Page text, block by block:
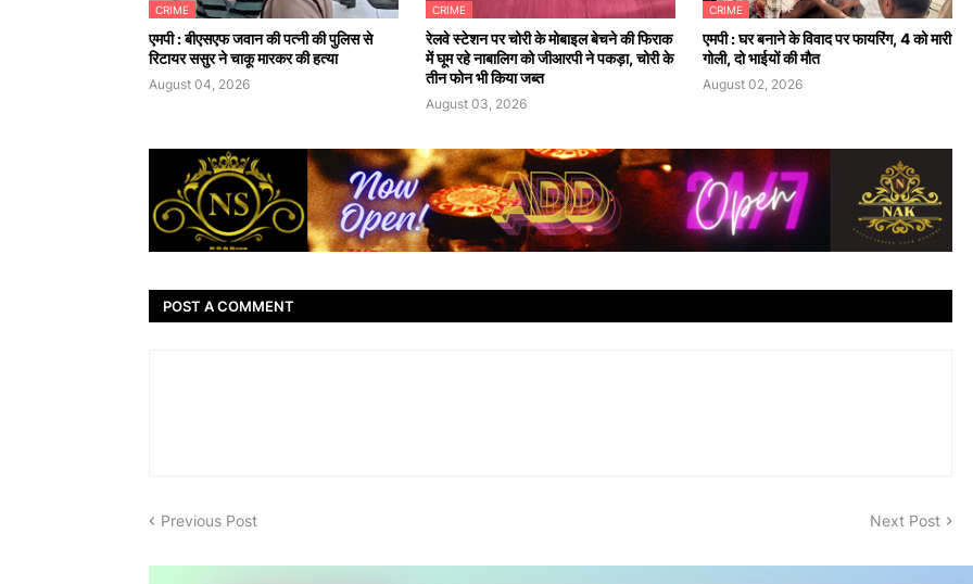
CRIME
एमपी : बीएसएफ जवान की पत्नी की पुलिस से
रिटायर ससुर ने चाकू मारकर की हत्या
August 04, 2026
CRIME
रेलवे स्टेशन पर चोरी के मोबाइल बेचने की फिराक
में घूम रहे नाबालिग को जीआरपी ने पकड़ा, चोरी के
तीन फोन भी किया जब्त
August 03, 2026
CRIME
एमपी : घर बनाने के विवाद पर फायरिंग, 4 को मारी
गोली, दो भाईयों की मौत
August 02, 2026
POST A COMMENT
Previous Post Next Post